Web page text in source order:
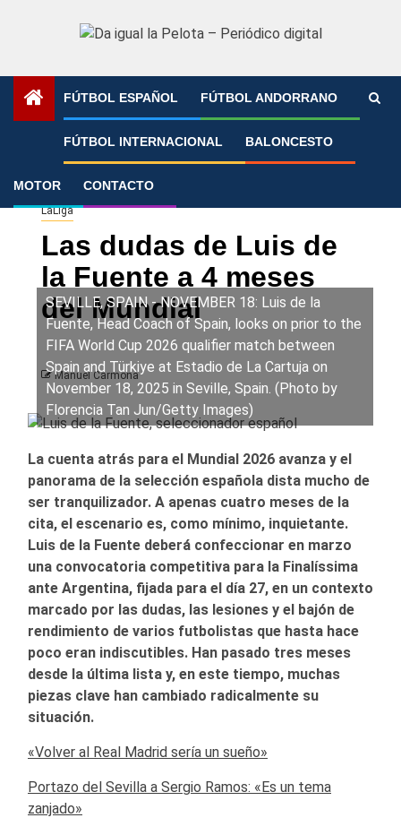
FÚTBOL ESPAÑOL FÚTBOL ANDORRANO
FÚTBOL INTERNACIONAL BALONCESTO
MOTOR CONTACTO
»
LaLiga
Las dudas de Luis de
la Fuente a 4 meses
del Mundial
Manuel Carmona
SEVILLE, SPAIN - NOVEMBER 18: Luis de la
Fuente, Head Coach of Spain, looks on prior to the
FIFA World Cup 2026 qualifier match between
Spain and Türkiye at Estadio de La Cartuja on
November 18, 2025 in Seville, Spain. (Photo by
Florencia Tan Jun/Getty Images)
La cuenta atrás para el Mundial 2026 avanza y el
panorama de la selección española dista mucho de
ser tranquilizador. A apenas cuatro meses de la
cita, el escenario es, como mínimo, inquietante.
Luis de la Fuente deberá confeccionar en marzo
una convocatoria competitiva para la Finalíssima
ante Argentina, fijada para el día 27, en un contexto
marcado por las dudas, las lesiones y el bajón de
rendimiento de varios futbolistas que hasta hace
poco eran indiscutibles. Han pasado tres meses
desde la última lista y, en este tiempo, muchas
piezas clave han cambiado radicalmente su
situación.
«Volver al Real Madrid sería un sueño»
Portazo del Sevilla a Sergio Ramos: «Es un tema
zanjado»